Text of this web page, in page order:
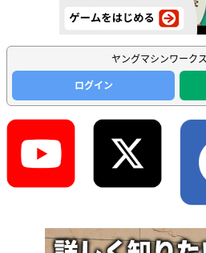
ヤングマシンワーク
ログイン